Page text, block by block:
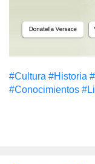
#Cultura #Historia
#Conocimientos